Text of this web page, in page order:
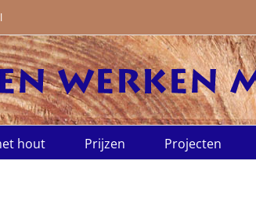
hout Prijzen Projecten